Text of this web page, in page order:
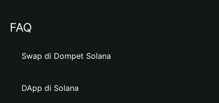
FAQ
Swap di Dompet Solana
DApp di Solana